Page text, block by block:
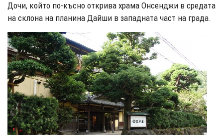
Дочи, който по-късно открива храма Онсенджи в средата
на склона на планина Дайши в западната част на града.